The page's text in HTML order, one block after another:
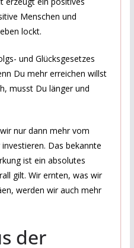
Menschen und
lockt.
und Glücksgesetzes
Du mehr erreichen willst
musst Du länger und
nur dann mehr vom
Das bekannte
ist ein absolutes
gilt. Wir ernten, was wir
werden wir auch mehr
der